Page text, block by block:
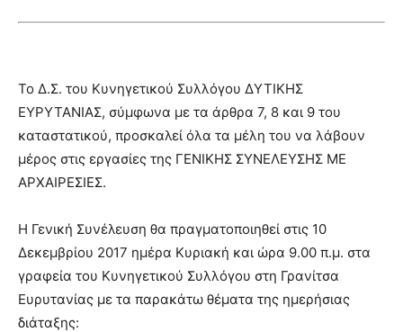
Το Δ.Σ. του Κυνηγετικού Συλλόγου ΔΥΤΙΚΗΣ
ΕΥΡΥΤΑΝΙΑΣ, σύμφωνα με τα άρθρα 7, 8 και 9 του
καταστατικού, προσκαλεί όλα τα μέλη του να λάβουν
μέρος στις εργασίες της ΓΕΝΙΚΗΣ ΣΥΝΕΛΕΥΣΗΣ ΜΕ
ΑΡΧΑΙΡΕΣΙΕΣ.
Η Γενική Συνέλευση θα πραγματοποιηθεί στις 10
Δεκεμβρίου 2017 ημέρα Κυριακή και ώρα 9.00 π.μ. στα
γραφεία του Κυνηγετικού Συλλόγου στη Γρανίτσα
Ευρυτανίας με τα παρακάτω θέματα της ημερήσιας
διάταξης: